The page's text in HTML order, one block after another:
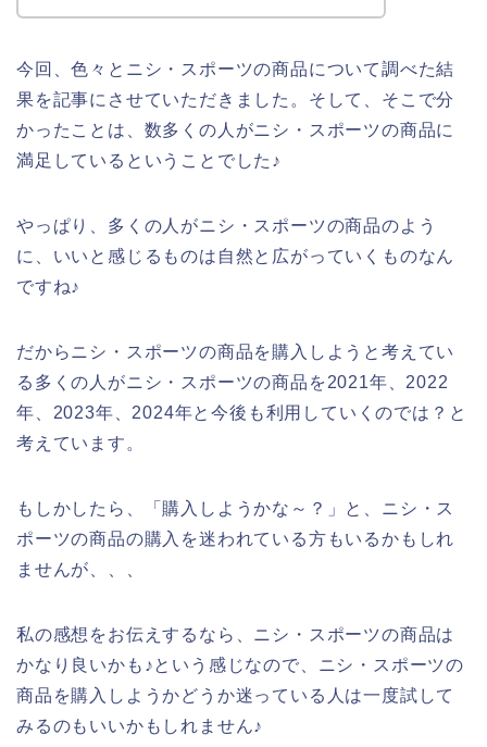
今回、色々とニシ・スポーツの商品について調べた結
果を記事にさせていただきました。そして、そこで分
かったことは、数多くの人がニシ・スポーツの商品に
満足しているということでした♪
やっぱり、多くの人がニシ・スポーツの商品のよう
に、いいと感じるものは自然と広がっていくものなん
ですね♪
だからニシ・スポーツの商品を購入しようと考えてい
る多くの人がニシ・スポーツの商品を2021年、2022
年、2023年、2024年と今後も利用していくのでは？と
考えています。
もしかしたら、「購入しようかな～？」と、ニシ・ス
ポーツの商品の購入を迷われている方もいるかもしれ
ませんが、、、
私の感想をお伝えするなら、ニシ・スポーツの商品は
かなり良いかも♪という感じなので、ニシ・スポーツの
商品を購入しようかどうか迷っている人は一度試して
みるのもいいかもしれません♪